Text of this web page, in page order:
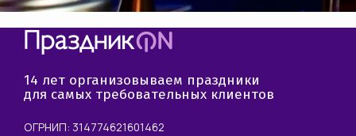
14 лет организовываем праздники
для самых требовательных клиентов
ОГРНИП: 314774621601462